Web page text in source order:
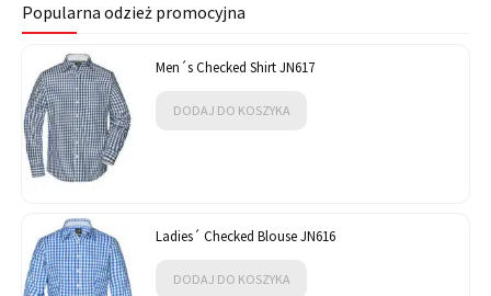
Popularna odzież promocyjna
Men´s Checked Shirt JN617
DODAJ DO KOSZYKA
Ladies´ Checked Blouse JN616
DODAJ DO KOSZYKA